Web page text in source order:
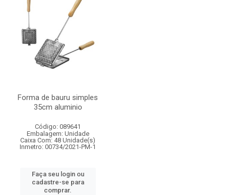
Forma de bauru simples
35cm aluminio
Código: 089641
Embalagem: Unidade
Caixa Com: 48 Unidade(s)
Inmetro: 00734/2021-PM-1
Faça seu login ou
cadastre-se para
comprar.